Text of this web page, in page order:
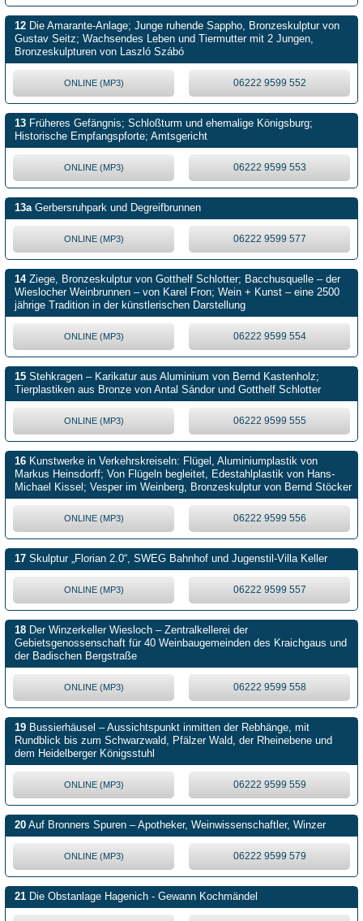
12 Die Amarante-Anlage; Junge ruhende Sappho, Bronzeskulptur von
Gustav Seitz; Wachsendes Leben und Tiermutter mit 2 Jungen,
Bronzeskulpturen von Laszló Szábó
ONLINE (MP3) 06222 9599 552
13 Früheres Gefängnis; Schloßturm und ehemalige Königsburg;
Historische Empfangspforte; Amtsgericht
ONLINE (MP3) 06222 9599 553
13aGerbersruhpark und Degreifbrunnen
ONLINE (MP3) 06222 9599 577
14Ziege, Bronzeskulptur von Gotthelf Schlotter; Bacchusquelle – der
Wieslocher Weinbrunnen – von Karel Fron; Wein + Kunst – eine 2500
jährige Tradition in der künstlerischen Darstellung
ONLINE (MP3) 06222 9599 554
15 Stehkragen – Karikatur aus Aluminium von Bernd Kastenholz;
Tierplastiken aus Bronze von Antal Sándor und Gotthelf Schlotter
ONLINE (MP3) 06222 9599 555
16 Kunstwerke in Verkehrskreiseln: Flügel, Aluminiumplastik von
Markus Heinsdorff; Von Flügeln begleitet, Edestahlplastik von Hans-
Michael Kissel; Vesper im Weinberg, Bronzeskulptur von Bernd Stöcker
ONLINE (MP3) 06222 9599 556
17 Skulptur „Florian 2.0“, SWEG Bahnhof und Jugenstil-Villa Keller
ONLINE (MP3) 06222 9599 557
18 Der Winzerkeller Wiesloch – Zentralkellerei der
Gebietsgenossenschaft für 40 Weinbaugemeinden des Kraichgaus und
der Badischen Bergstraße
ONLINE (MP3) 06222 9599 558
19 Bussierhäusel – Aussichtspunkt inmitten der Rebhänge, mit
Rundblick bis zum Schwarzwald, Pfälzer Wald, der Rheinebene und
dem Heidelberger Königsstuhl
ONLINE (MP3) 06222 9599 559
20 Auf Bronners Spuren – Apotheker, Weinwissenschaftler, Winzer
ONLINE (MP3) 06222 9599 579
21 Die Obstanlage Hagenich - Gewann Kochmändel